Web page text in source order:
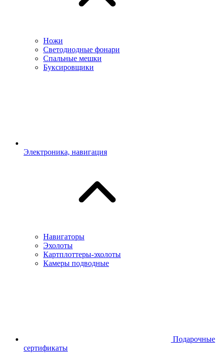
Ножи
Светодиодные фонари
Спальные мешки
Буксировщики
Электроника, навигация
Навигаторы
Эхолоты
Картплоттеры-эхолоты
Камеры подводные
Подарочные
сертификаты